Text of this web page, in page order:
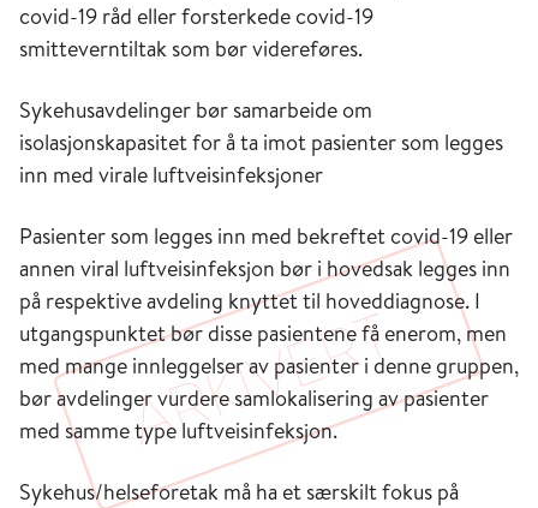
covid-19 råd eller forsterkede covid-19
smitteverntiltak som bør videreføres.
Sykehusavdelinger bør samarbeide om
isolasjonskapasitet for å ta imot pasienter som legges
inn med virale luftveisinfeksjoner
Pasienter som legges inn med bekreftet covid-19 eller
annen viral luftveisinfeksjon bør i hovedsak legges inn
på respektive avdeling knyttet til hoveddiagnose. I
utgangspunktet bør disse pasientene få enerom, men
med mange innleggelser av pasienter i denne gruppen,
bør avdelinger vurdere samlokalisering av pasienter
med samme type luftveisinfeksjon.
Sykehus/helseforetak må ha et særskilt fokus på